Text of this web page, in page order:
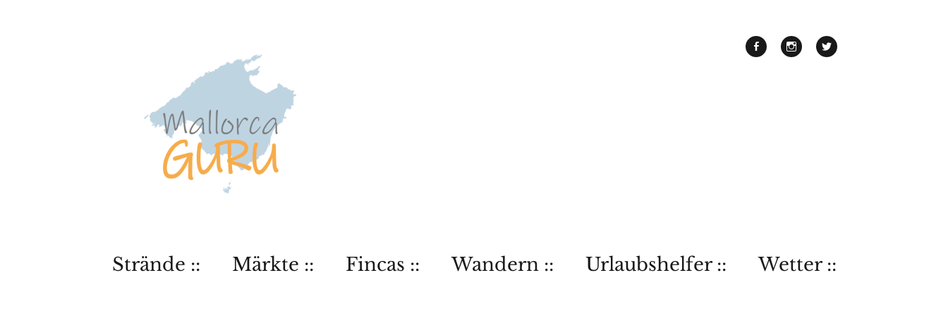
Strände :: Märkte :: Fincas :: Wandern :: Urlaubshelfer :: Wetter ::